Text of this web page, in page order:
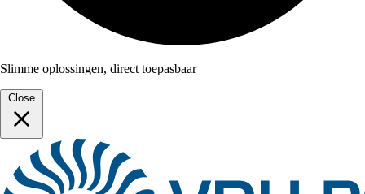
Slimme oplossingen, direct toepasbaar
Close